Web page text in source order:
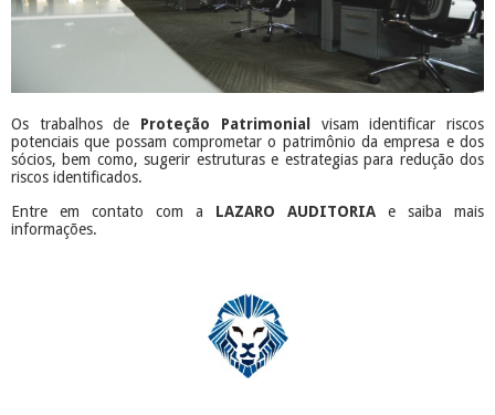
Os trabalhos de Proteção Patrimonial visam identificar riscos
potenciais que possam comprometar o patrimônio da empresa e dos
sócios, bem como, sugerir estruturas e estrategias para redução dos
riscos identificados.
Entre em contato com a LAZARO AUDITORIA e saiba mais
informações.